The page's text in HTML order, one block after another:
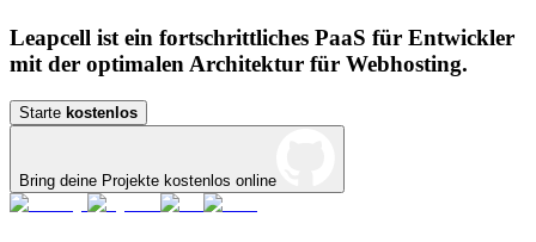
Leapcell ist ein fortschrittliches PaaS für Entwickler
mit der optimalen Architektur für Webhosting.
Starte kostenlos
Bring deine Projekte kostenlos online